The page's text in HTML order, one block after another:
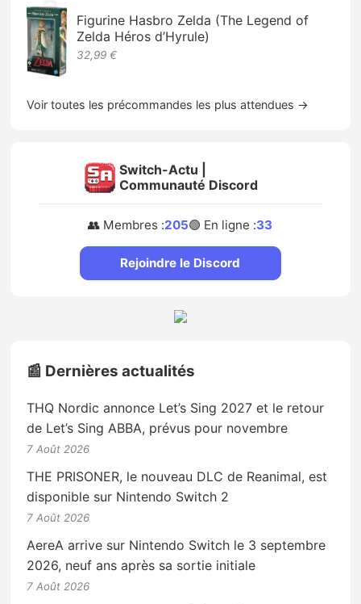
Figurine Hasbro Zelda (The Legend of
Zelda Héros d’Hyrule)
32,99 €
Voir toutes les précommandes les plus attendues →
Switch-Actu |
Communauté Discord
👥 Membres :205🟢 En ligne :33
Rejoindre le Discord
📰 Dernières actualités
THQ Nordic annonce Let’s Sing 2027 et le retour
de Let’s Sing ABBA, prévus pour novembre
7 Août 2026
THE PRISONER, le nouveau DLC de Reanimal, est
disponible sur Nintendo Switch 2
7 Août 2026
AereA arrive sur Nintendo Switch le 3 septembre
2026, neuf ans après sa sortie initiale
7 Août 2026